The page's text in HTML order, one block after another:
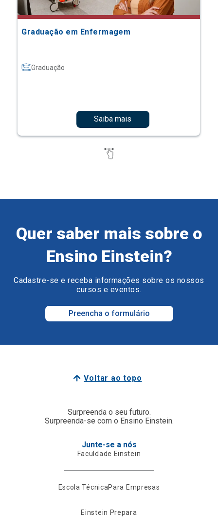
Graduação em Enfermagem
Graduação
Saiba mais
Quer saber mais sobre o
Ensino Einstein?
Cadastre-se e receba informações sobre os nossos
cursos e eventos.
Preencha o formulário
Voltar ao topo
Surpreenda o seu futuro.
Surpreenda-se com o Ensino Einstein.
Junte-se a nós
Faculdade Einstein
Escola TécnicaPara Empresas
Einstein Prepara